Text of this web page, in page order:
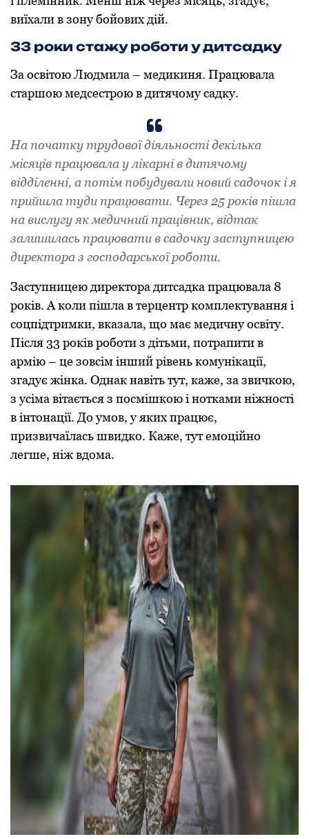
виїхали в зону бойових дій.
33 роки стажу роботи у дитсадку
За освітою Людмила – медикиня. Працювала
старшою медсестрою в дитячому садку.
На початку трудової діяльності декілька
місяців працювала у лікарні в дитячому
відділенні, а потім побудували новий садочок і я
прийшла туди працювати. Через 25 років пішла
на вислугу як медичний працівник, відтак
залишилась працювати в садочку заступницею
директора з господарської роботи.
Заступницею директора дитсадка працювала 8
років. А коли пішла в терцентр комплектування і
соцпідтримки, вказала, що має медичну освіту.
Після 33 років роботи з дітьми, потрапити в
армію – це зовсім інший рівень комунікації,
згадує жінка. Однак навіть тут, каже, за звичкою,
з усіма вітається з посмішкою і нотками ніжності
в інтонації. До умов, у яких працює,
призвичаїлась швидко. Каже, тут емоційно
легше, ніж вдома.